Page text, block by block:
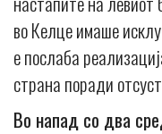
во Келце имаше
е послаба
страна поради
Во напад со два